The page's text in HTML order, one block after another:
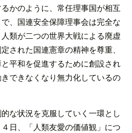
かのように、常任理事国が相互
、国連安全保障理事会は完全な
類が二つの世界大戦による廃虚
された国連憲章の精神を尊重、
平和を促進するために創設され
できなくなり無力化しているの
な状況を克服していく一環とし
日、「人類友愛の価値観」につ